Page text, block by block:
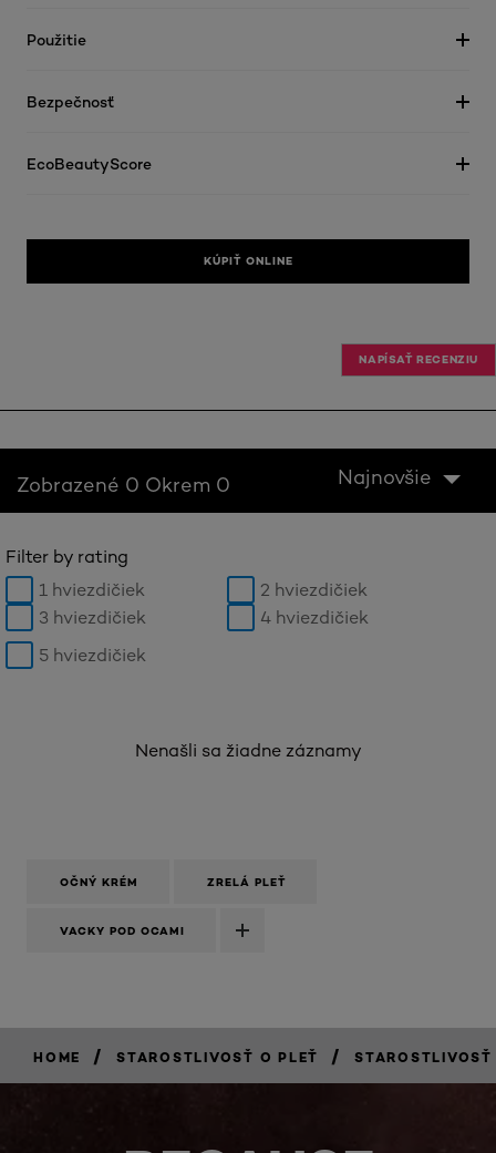
Použitie
Bezpečnosť
EcoBeautyScore
KÚPIŤ ONLINE
NAPÍSAŤ RECENZIU
Zobrazené 0 Okrem 0 Najnovšie
Filter by rating
1 hviezdičiek
2 hviezdičiek
3 hviezdičiek
4 hviezdičiek
5 hviezdičiek
Nenašli sa žiadne záznamy
OČNÝ KRÉM ZRELÁ PLEŤ
VACKY POD OCAMI
HOME / STAROSTLIVOSŤ O PLEŤ /